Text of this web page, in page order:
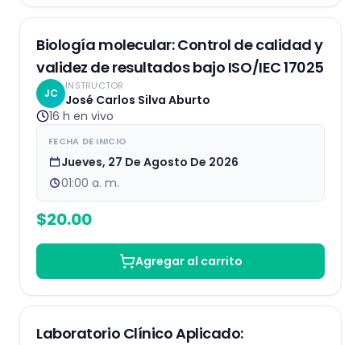
EN VIVO
Biología molecular: Control de calidad y
validez de resultados bajo ISO/IEC 17025
JC
INSTRUCTOR
José Carlos Silva Aburto
16 h en vivo
FECHA DE INICIO
Jueves, 27 De Agosto De 2026
01:00 a. m.
$20.00
Agregar al carrito
Laboratorio Clínico Aplicado: